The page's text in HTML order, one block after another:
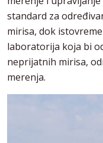
standard za
mirisa, dok
laboratorija koja bi
neprijatnih mirisa,
merenja.